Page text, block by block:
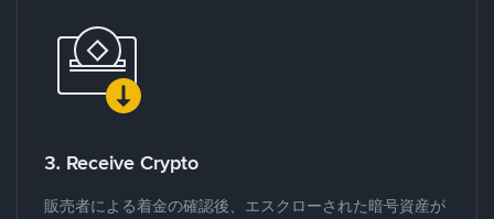
3. Receive Crypto
販売者による着金の確認後、エスクローされた暗号資産が